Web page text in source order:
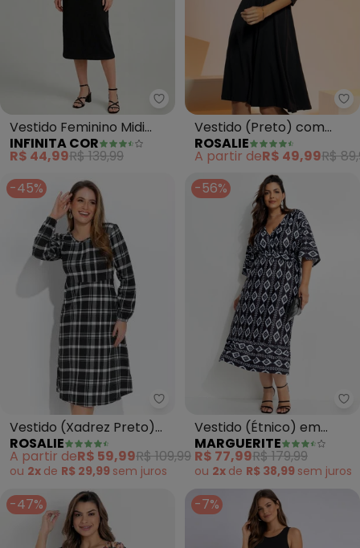
Infinita Cor - Vestido Feminino
Vestido Feminino Midi
(Preto)
INFINITA COR
R$ 44,99R$ 139,99
Vestido (Preto) com
Mangas 7/8
ROSALIE
A partir deR$ 49,99R$
-45%
Rosalie - Vestido (Xadrez
Vestido (Xadrez Preto)
Evasê
ROSALIE
A partir deR$ 59,99R$ 109,99
ou 2x de R$ 29,99 sem juros
-56%
Vestido (Étnico) em
Malha Fria
MARGUERITE
R$ 77,99R$ 179,99
ou 2x de R$ 38,99 sem juros
-47% -7%